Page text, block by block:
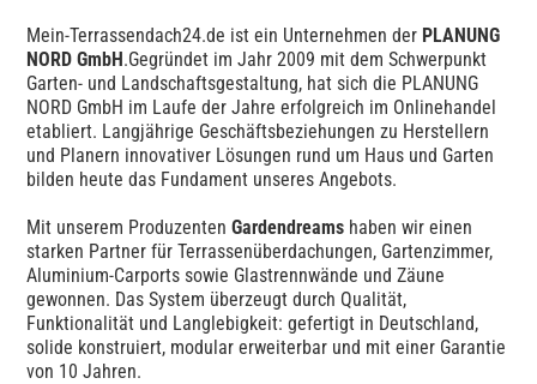
Mein-Terrassendach24.de ist ein Unternehmen der PLANUNG
NORD GmbH.Gegründet im Jahr 2009 mit dem Schwerpunkt
Garten- und Landschaftsgestaltung, hat sich die PLANUNG
NORD GmbH im Laufe der Jahre erfolgreich im Onlinehandel
etabliert. Langjährige Geschäftsbeziehungen zu Herstellern
und Planern innovativer Lösungen rund um Haus und Garten
bilden heute das Fundament unseres Angebots.
Mit unserem ProduzentenGardendreams haben wir einen
starken Partner für Terrassenüberdachungen, Gartenzimmer,
Aluminium-Carports sowie Glastrennwände und Zäune
gewonnen. Das System überzeugt durch Qualität,
Funktionalität und Langlebigkeit: gefertigt in Deutschland,
solide konstruiert, modular erweiterbar und mit einer Garantie
von 10 Jahren.